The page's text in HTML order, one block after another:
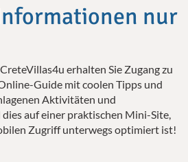
nur
erhalten Sie Zugang zu
Guide mit coolen Tipps und
Aktivitäten und
auf einer praktischen Mini-Site,
Zugriff unterwegs optimiert ist!